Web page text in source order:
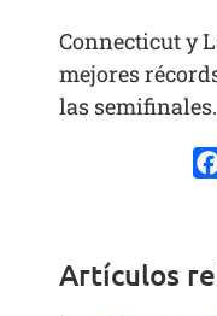
Connecticut y
mejores
las semifinales.
Artículos